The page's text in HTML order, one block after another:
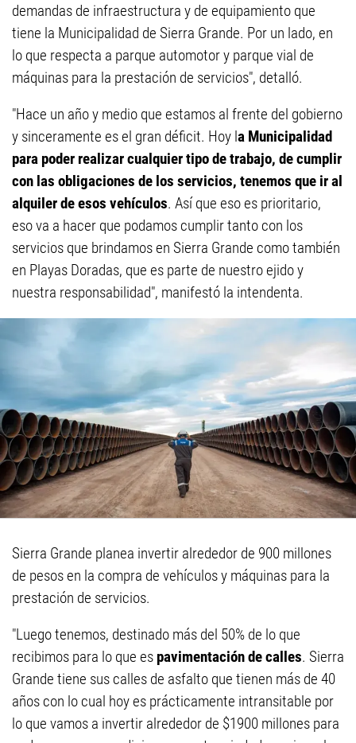
demandas de infraestructura y de equipamiento que
tiene la Municipalidad de Sierra Grande. Por un lado, en
lo que respecta a parque automotor y parque vial de
máquinas para la prestación de servicios", detalló.
"Hace un año y medio que estamos al frente del gobierno
y sinceramente es el gran déficit. Hoy la Municipalidad
para poder realizar cualquier tipo de trabajo, de cumplir
con las obligaciones de los servicios, tenemos que ir al
alquiler de esos vehículos. Así que eso es prioritario,
eso va a hacer que podamos cumplir tanto con los
servicios que brindamos en Sierra Grande como también
en Playas Doradas, que es parte de nuestro ejido y
nuestra responsabilidad", manifestó la intendenta.
Sierra Grande planea invertir alrededor de 900 millones
de pesos en la compra de vehículos y máquinas para la
prestación de servicios.
"Luego tenemos, destinado más del 50% de lo que
recibimos para lo que es pavimentación de calles. Sierra
Grande tiene sus calles de asfalto que tienen más de 40
años con lo cual hoy es prácticamente intransitable por
lo que vamos a invertir alrededor de $1900 millones para